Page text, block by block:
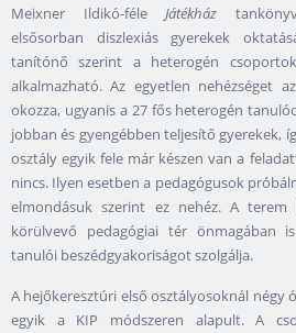
Meixner Ildikó-féleJátékház
elsősorban diszlexiás gyerekek
tanítónő szerint a heterogén
alkalmazható. Az egyetlen nehézséget
okozza, ugyanis a 27 fős heterogén
jobban és gyengébben teljesítő gyerekek,
osztály egyik fele már készen van a
nincs. Ilyen esetben a pedagógusok
elmondásuk szerint ez nehéz. A terem
körülvevő pedagógiai tér önmagában
tanulói beszédgyakoriságot szolgálja.
A hejőkeresztúri első osztályosoknál négy
egyik a KIP módszeren alapult. A